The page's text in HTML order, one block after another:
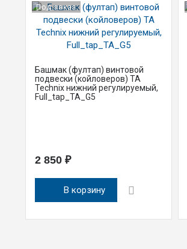
Под заказ
Башмак (фултап) винтовой
подвески (койловеров) TA
Technix нижний регулируемый,
Full_tap_TA_G5
2 850 ₽
В корзину